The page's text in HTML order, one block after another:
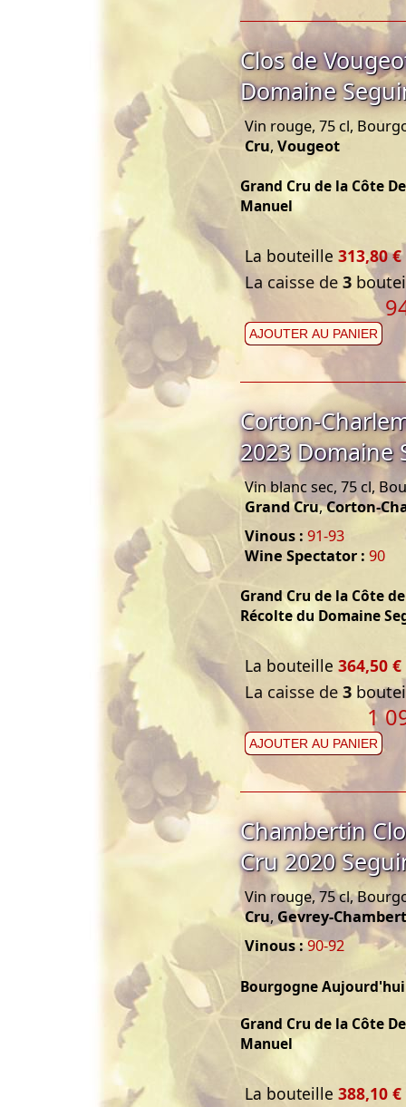
Clos de
Domaine
Vin rouge, 75 cl,
Cru, Vougeot
Grand Cru de la Côte
Manuel
La bouteille 313,80 €
La caisse de 3
AJOUTER AU PANIER
Corton-
2023 Domaine
Vin blanc sec, 75 cl,
Grand Cru,Corton-
Vinous : 91-93
Wine Spectator : 90
Grand Cru de la Côte
Récolte du Domaine
La bouteille 364,50 €
La caisse de 3
1
AJOUTER AU PANIER
Chambertin
Cru 2020
Vin rouge, 75 cl,
Cru, Gevrey-
Vinous :90-92
Bourgogne Aujourd'hui
Grand Cru de la Côte
Manuel
La bouteille 388,10 €